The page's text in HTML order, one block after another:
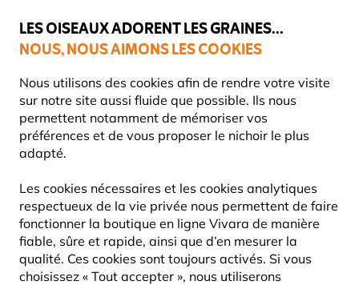
LES OISEAUX ADORENT LES GRAINES...
NOUS, NOUS AIMONS LES COOKIES
Nous utilisons des cookies afin de rendre votre visite
sur notre site aussi fluide que possible. Ils nous
permettent notamment de mémoriser vos
préférences et de vous proposer le nichoir le plus
adapté.
Les cookies nécessaires et les cookies analytiques
respectueux de la vie privée nous permettent de faire
fonctionner la boutique en ligne Vivara de manière
fiable, sûre et rapide, ainsi que d’en mesurer la
qualité. Ces cookies sont toujours activés. Si vous
choisissez « Tout accepter », nous utiliserons
catégories.
Livraison express gratuite dès 59 €
Blog Nouvelles Comment créer une mare
COMMENT CRÉER UNE MARE
NATURELLE – GUIDE ÉTAPE
PAR ÉTAPE